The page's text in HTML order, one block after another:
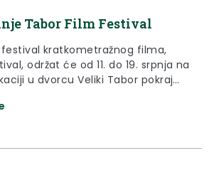
Tabor Film Festival
kratkometražnog filma,
od 11. do 19. srpnja na
u dvorcu Veliki Tabor pokraj
izdanju festivala, moći vidjeti